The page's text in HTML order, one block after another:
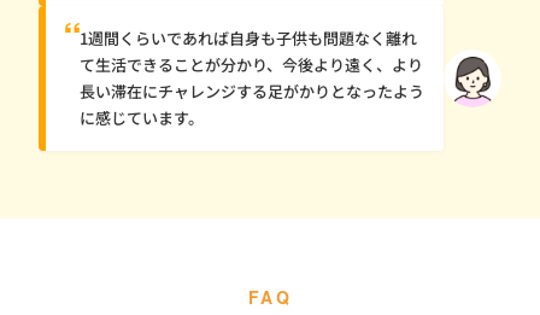
“1週間くらいであれば自身も子供も問題なく離れ
て生活できることが分かり、今後より遠く、より
長い滞在にチャレンジする足がかりとなったよう
に感じています。
FAQ